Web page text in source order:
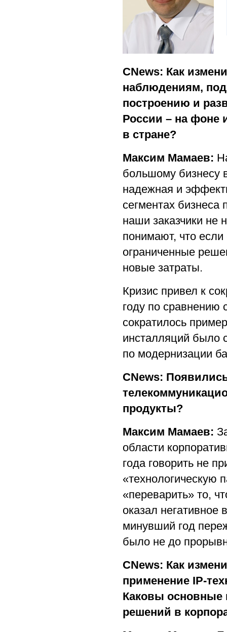
CNews: Как
наблюдениям,
построению и
России – на фоне
в стране?
Максим Мамаев:
большому бизнесу
надежная и
сегментах
наши заказчики не
понимают, что
ограниченные
новые затраты.
Кризис привел к
году по сравнению
сократилось
инсталляций было
по модернизации
CNews:
продукты?
Максим Мамаев:
области
года говорить не
«технологическую
«переварить» то,
оказал негативное
минувший год
было не до
CNews: Как
применение IP-
Каковы основные
решений в